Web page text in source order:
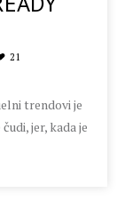
21
trendovi je
jer, kada je